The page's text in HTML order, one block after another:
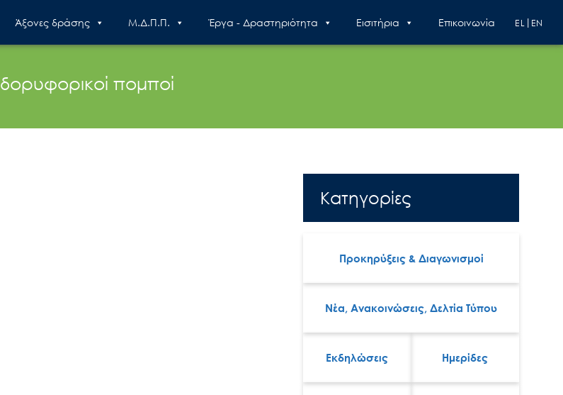
Άξονες δράσης Μ.Δ.Π.Π. Έργα - Δραστηριότητα Εισιτήρια Επικοινωνία EN
EL
δορυφορικοί πομποί
Κατηγορίες
Προκηρύξεις & Διαγωνισμοί
Νέα, Ανακοινώσεις, Δελτία Τύπου
Εκδηλώσεις Ημερίδες